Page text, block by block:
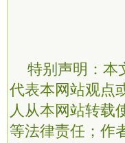
特别声明：本
代表本网站观点
人从本网站转载
等法律责任；作